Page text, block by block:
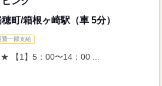
町/箱根ヶ崎駅（車 5分）
費一部支給
【1】5：00〜14：00 ...